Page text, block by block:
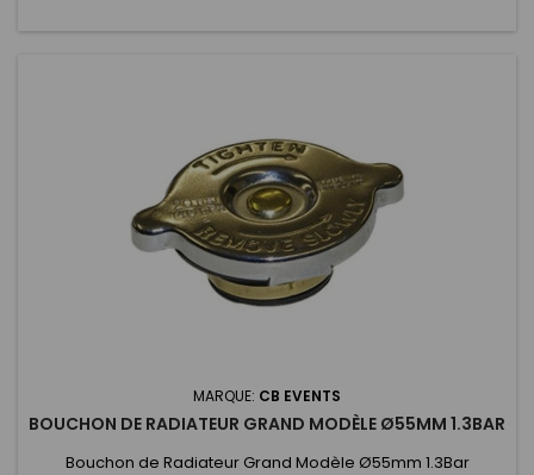
MARQUE: CB EVENTS
BOUCHON DE RADIATEUR GRAND MODÈLE Ø55MM 1.3BAR
Bouchon de Radiateur Grand Modèle Ø55mm 1.3Bar